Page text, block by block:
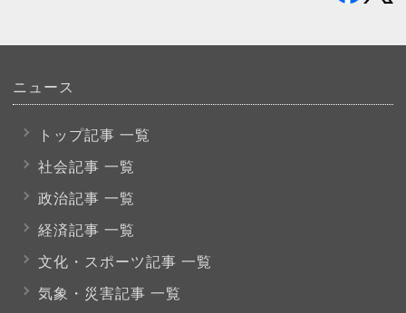
ニュース
トップ記事 一覧
社会記事 一覧
政治記事 一覧
経済記事 一覧
文化・スポーツ記事 一覧
気象・災害記事 一覧